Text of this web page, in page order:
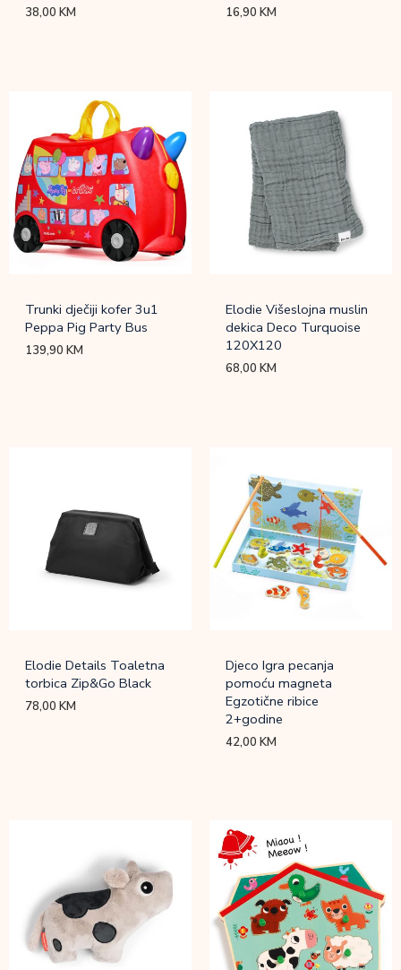
38,00KM 16,90KM
Trunki dječiji kofer 3u1
Peppa Pig Party Bus
139,90KM
Elodie Višeslojna muslin
dekica Deco Turquoise
120X120
68,00KM
Elodie Details Toaletna
torbica Zip&Go Black
78,00KM
Djeco Igra pecanja
pomoću magneta
Egzotične ribice
2+godine
42,00KM